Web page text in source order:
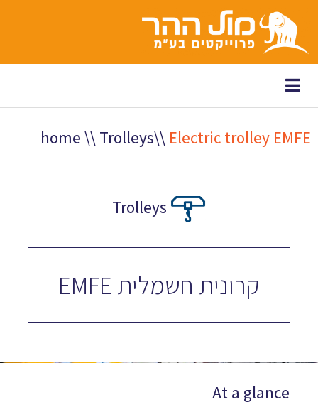
home \\ Trolleys\\ Electric trolley EMFE
קרונית חשמלית EMFE
At a glance